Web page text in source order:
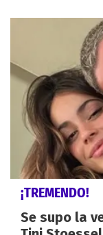
¡TREMENDO!
Se supo la